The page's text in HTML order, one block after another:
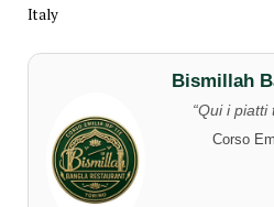
Italy
Bismillah
“Qui i piatti
Corso